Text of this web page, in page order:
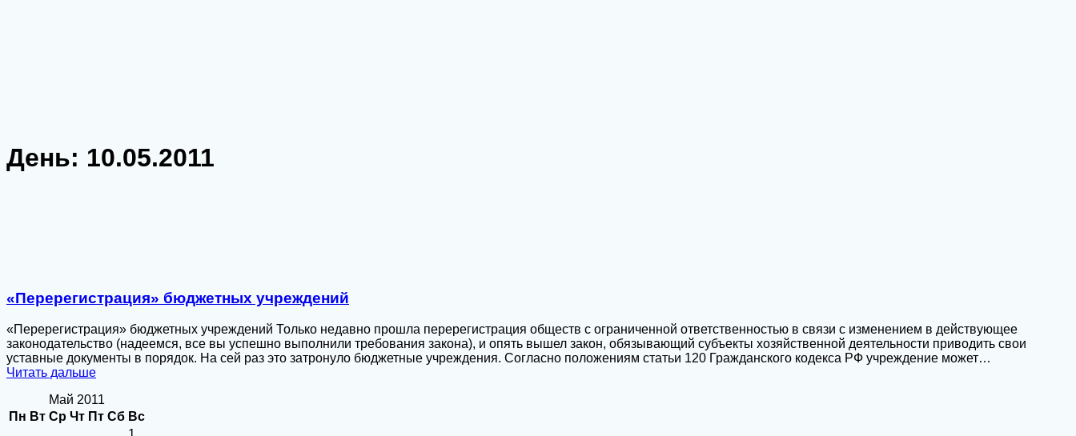
День: 10.05.2011
«Перерегистрация» бюджетных учреждений
«Перерегистрация» бюджетных учреждений Только недавно прошла перерегистрация обществ с ограниченной ответственностью в связи с изменением в действующее
законодательство (надеемся, все вы успешно выполнили требования закона), и опять вышел закон, обязывающий субъекты хозяйственной деятельности приводить свои
уставные документы в порядок. На сей раз это затронуло бюджетные учреждения. Согласно положениям статьи 120 Гражданского кодекса РФ учреждение может…
Читать дальше
Май 2011
Пн Вт Ср Чт Пт Сб Вс